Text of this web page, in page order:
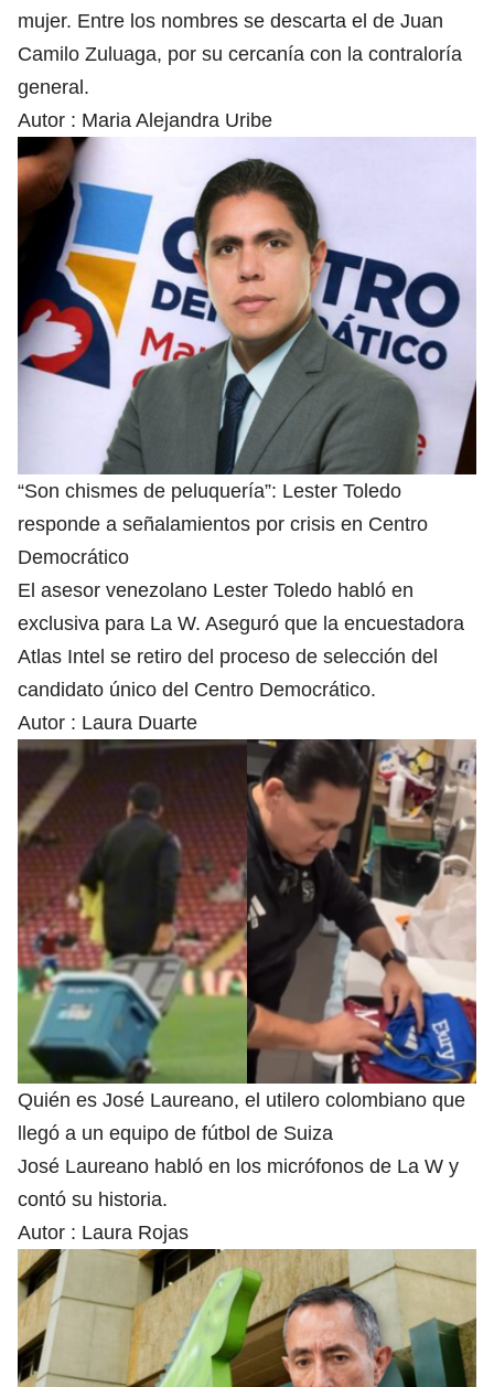
mujer. Entre los nombres se descarta el de Juan
Camilo Zuluaga, por su cercanía con la contraloría
general.
Autor : Maria Alejandra Uribe
“Son chismes de peluquería”: Lester Toledo
responde a señalamientos por crisis en Centro
Democrático
El asesor venezolano Lester Toledo habló en
exclusiva para La W. Aseguró que la encuestadora
Atlas Intel se retiro del proceso de selección del
candidato único del Centro Democrático.
Autor : Laura Duarte
Quién es José Laureano, el utilero colombiano que
llegó a un equipo de fútbol de Suiza
José Laureano habló en los micrófonos de La W y
contó su historia.
Autor : Laura Rojas